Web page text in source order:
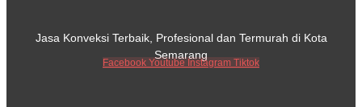
Jasa Konveksi Terbaik, Profesional dan Termurah di Kota
Semarang
Facebook Youtube Instagram Tiktok